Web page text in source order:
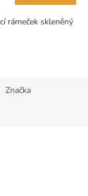
rámeček skleněný
Značka